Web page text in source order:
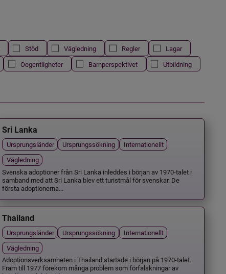
Stöd Vägledning Regler
Lagar
Oegentligheter Barnperspektivet
Utbildning
Sri Lanka
Ursprungsländer Ursprungssökning
Internationellt
Vägledning
Svenska adoptioner från Sri Lanka inleddes i början av 1970-talet i
samband med att Sri Lanka blev ett turistmål för svenskar. De
första adoptionerna...
Thailand
Ursprungsländer Ursprungssökning
Internationellt
Vägledning
Adoptionsverksamheten i Thailand startade i början på 1970-talet.
Fram till 1977 förekom många problem som förfalskningar av